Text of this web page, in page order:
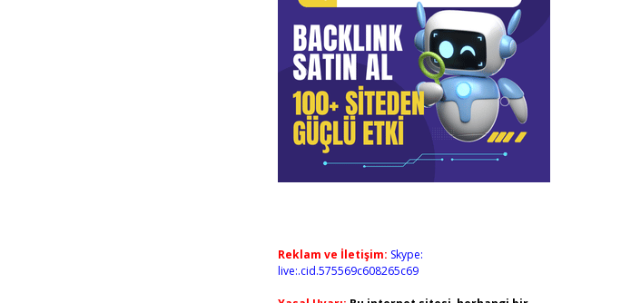
Reklam ve İletişim: Skype:
live:.cid.575569c608265c69